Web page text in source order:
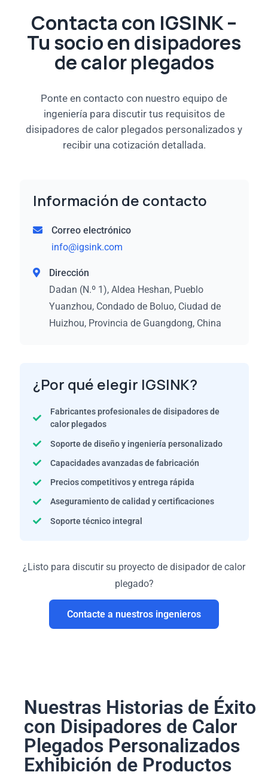
Contacta con IGSINK –
Tu socio en disipadores
de calor plegados
Ponte en contacto con nuestro equipo de
ingeniería para discutir tus requisitos de
disipadores de calor plegados personalizados y
recibir una cotización detallada.
Información de contacto
Correo electrónico
info@igsink.com
Dirección
Dadan (N.º 1), Aldea Heshan, Pueblo
Yuanzhou, Condado de Boluo, Ciudad de
Huizhou, Provincia de Guangdong, China
¿Por qué elegir IGSINK?
Fabricantes profesionales de disipadores de
calor plegados
Soporte de diseño y ingeniería personalizado
Capacidades avanzadas de fabricación
Precios competitivos y entrega rápida
Aseguramiento de calidad y certificaciones
Soporte técnico integral
¿Listo para discutir su proyecto de disipador de calor
plegado?
Contacte a nuestros ingenieros
Nuestras Historias de Éxito
con Disipadores de Calor
Plegados Personalizados
Exhibición de Productos